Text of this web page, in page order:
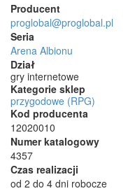
Producent
proglobal@proglobal.pl
Seria
Arena Albionu
Dział
gry internetowe
Kategorie sklep
przygodowe (RPG)
Kod producenta
12020010
Numer katalogowy
4357
Czas realizacji
od 2 do 4 dni robocze